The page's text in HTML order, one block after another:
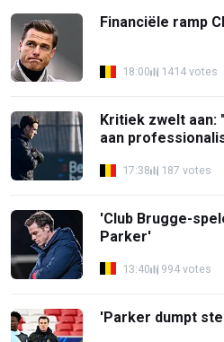
Financiële ramp
18:00 1414 votes
Kritiek zwelt
aan
17:38 187 votes
'Club Brugge-
Parker'
13:40 994 votes
'Parker dumpt